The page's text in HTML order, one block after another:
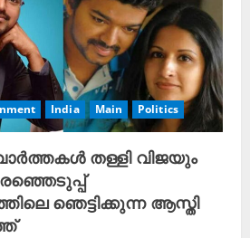
India Main Politics
തള്ളി വിജയും
ഞെട്ടിക്കുന്ന ആസ്തി